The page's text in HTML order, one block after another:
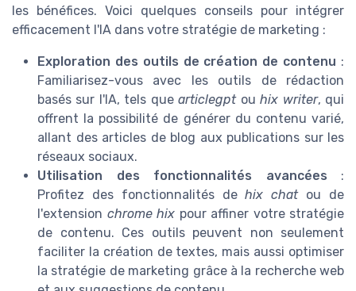
les bénéfices. Voici quelques conseils pour intégrer
efficacement l'IA dans votre stratégie de marketing :
Exploration des outils de création de contenu :
Familiarisez-vous avec les outils de rédaction
basés sur l'IA, tels quearticlegptouhix writer, qui
offrent la possibilité de générer du contenu varié,
allant des articles de blog aux publications sur les
réseaux sociaux.
Utilisation des fonctionnalités avancées :
Profitez des fonctionnalités dehix chatou de
l'extension chrome hix pour affiner votre stratégie
de contenu. Ces outils peuvent non seulement
faciliter la création de textes, mais aussi optimiser
la stratégie de marketing grâce à la recherche web